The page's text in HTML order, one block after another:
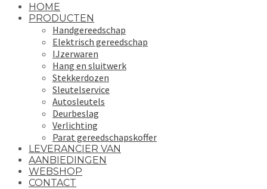
HOME
PRODUCTEN
Handgereedschap
Elektrisch gereedschap
IJzerwaren
Hang en sluitwerk
Stekkerdozen
Sleutelservice
Autosleutels
Deurbeslag
Verlichting
Parat gereedschapskoffer
LEVERANCIER VAN
AANBIEDINGEN
WEBSHOP
CONTACT